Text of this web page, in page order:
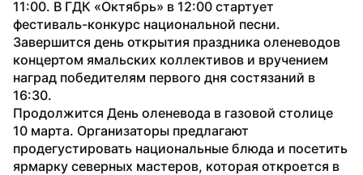
11:00. В ГДК «Октябрь» в 12:00 стартует
фестиваль-конкурс национальной песни.
Завершится день открытия праздника оленеводов
концертом ямальских коллективов и вручением
наград победителям первого дня состязаний в
16:30.
Продолжится День оленевода в газовой столице
10 марта. Организаторы предлагают
продегустировать национальные блюда и посетить
ярмарку северных мастеров, которая откроется в